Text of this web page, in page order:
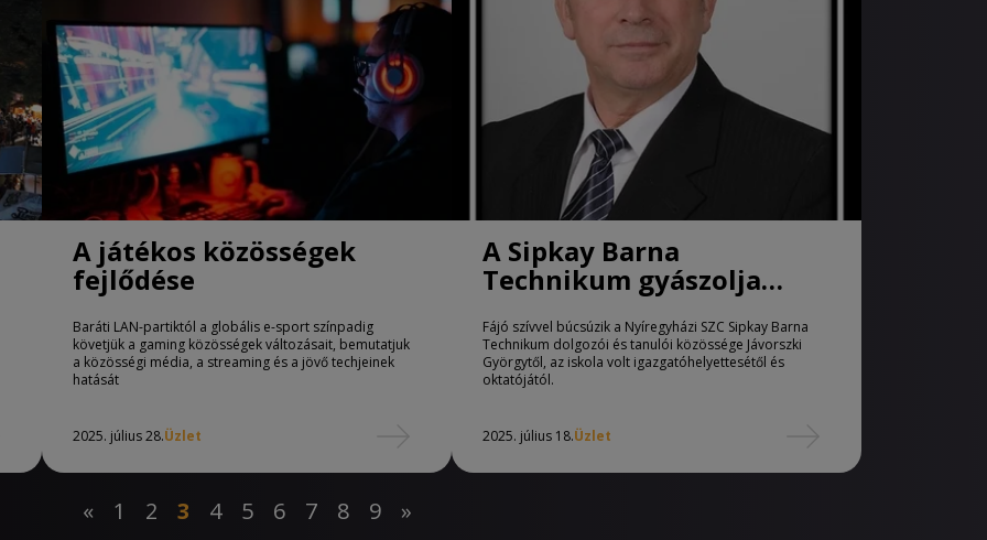
A játékos közösségek
fejlődése
Baráti LAN-partiktól a globális e-sport színpadig
követjük a gaming közösségek változásait, bemutatjuk
a közösségi média, a streaming és a jövő techjeinek
hatását
2025. július 28.Üzlet
A Sipkay Barna
Technikum gyászolja
szeretett oktatóját
Fájó szívvel búcsúzik a Nyíregyházi SZC Sipkay Barna
Technikum dolgozói és tanulói közössége Jávorszki
Györgytől, az iskola volt igazgatóhelyettesétől és
oktatójától.
2025. július 18.Üzlet
« 1 2 3 4 5 6 7 8 9 »